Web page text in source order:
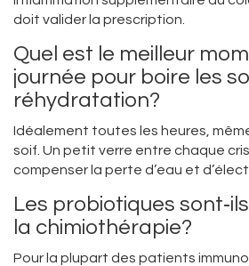
doit valider la prescription.
Quel est le meilleur
journée pour boire les
réhydratation?
Idéalement toutes les heures,
soif. Un petit verre entre chaque
compenser la perte d’eau et
Les probiotiques
la chimiothérapie?
Pour la plupart des patients